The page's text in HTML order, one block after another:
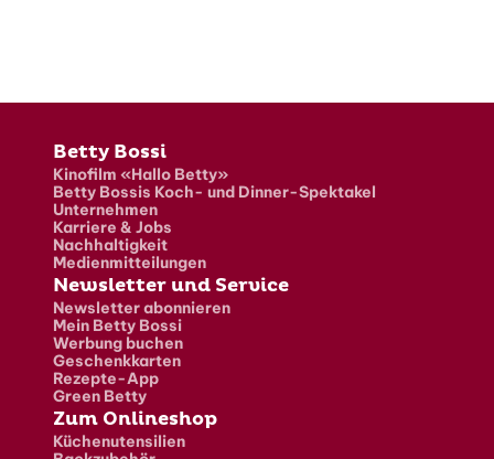
Fusszeile
Betty Bossi
Kinofilm «Hallo Betty»
Betty Bossis Koch- und Dinner-Spektakel
Unternehmen
Karriere & Jobs
Nachhaltigkeit
Medienmitteilungen
Newsletter und Service
Newsletter abonnieren
Mein Betty Bossi
Werbung buchen
Geschenkkarten
Rezepte-App
Green Betty
Zum Onlineshop
Küchenutensilien